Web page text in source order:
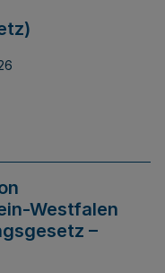
Westfalen
–